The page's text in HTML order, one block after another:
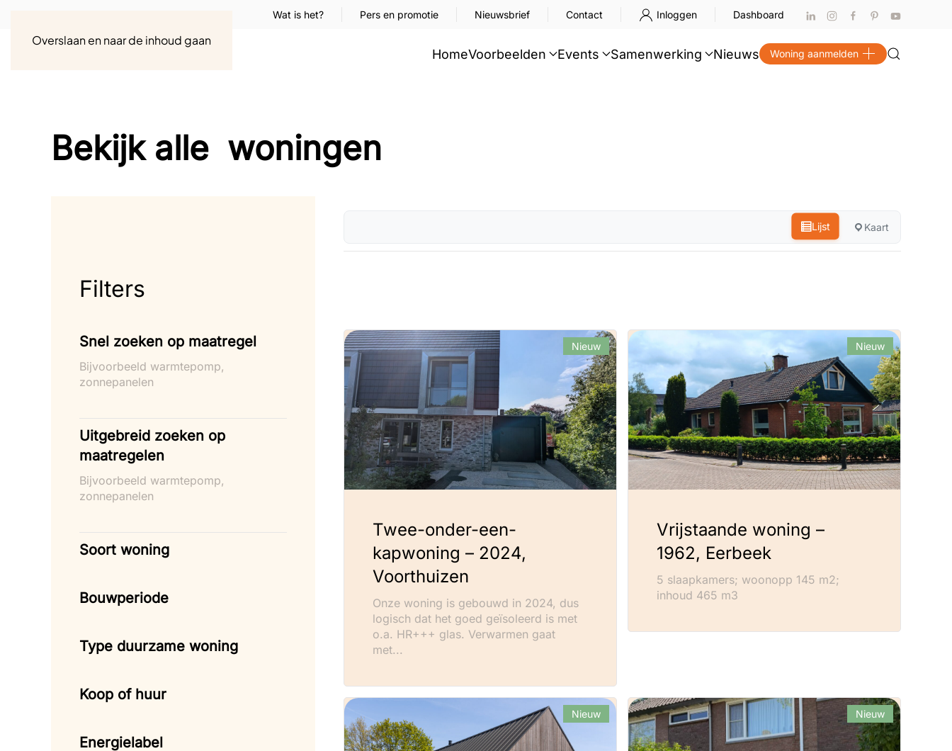
Overslaan en naar de inhoud gaan
Wat is het? Pers en promotie Nieuwsbrief Contact Inloggen Dashboard
HomeVoorbeelden Events Samenwerking Nieuws Woning aanmelden
Bekijk alle woningen
Filters
Snel zoeken op maatregel
Bijvoorbeeld warmtepomp,
zonnepanelen
Uitgebreid zoeken op
maatregelen
Bijvoorbeeld warmtepomp,
zonnepanelen
Soort woning
Bouwperiode
Type duurzame woning
Koop of huur
Energielabel
Lijst Kaart
Nieuw
Twee-onder-een-
kapwoning – 2024,
Voorthuizen
Onze woning is gebouwd in 2024, dus
logisch dat het goed geïsoleerd is met
o.a. HR+++ glas. Verwarmen gaat
met...
Nieuw
Vrijstaande woning –
1962, Eerbeek
5 slaapkamers; woonopp 145 m2;
inhoud 465 m3
Nieuw Nieuw